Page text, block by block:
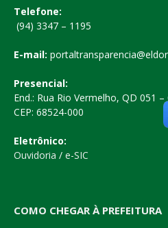
Telefone:
(94) 3347 – 1195
E-mail:
Presencial:
End.: Rua Rio Vermelho, QD 051
CEP: 68524-000
Eletrônico:
Ouvidoria / e-SIC
COMO CHEGAR À PREFEITURA